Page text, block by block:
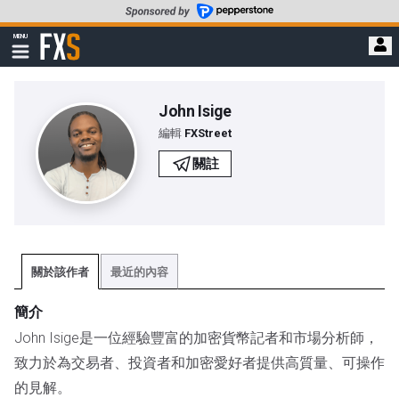
至
要
MENU
顯
示
FXStreet
John Isige
編輯 FXStreet
關註
關於該作者 最近的內容
簡介
John Isige是一位經驗豐富的加密貨幣記者和市場分析師，
致力於為交易者、投資者和加密愛好者提供高質量、可操作
的見解。